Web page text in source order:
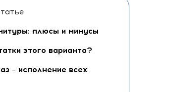
плюсы и минусы
этого варианта?
– исполнение всех